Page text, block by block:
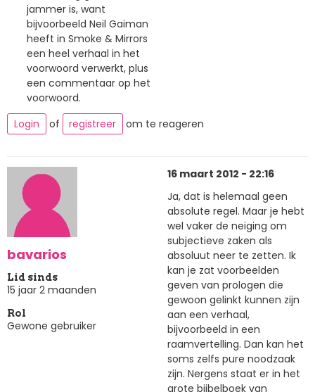
jammer is, want
bijvoorbeeld Neil Gaiman
heeft in Smoke & Mirrors
een heel verhaal in het
voorwoord verwerkt, plus
een commentaar op het
voorwoord.
Login
of registreer om te reageren
bavarios
Lid sinds
15 jaar 2 maanden
Rol
Gewone gebruiker
16 maart 2012 - 22:16
Ja, dat is helemaal geen
absolute regel. Maar je hebt
wel vaker de neiging om
subjectieve zaken als
absoluut neer te zetten. Ik
kan je zat voorbeelden
geven van prologen die
gewoon gelinkt kunnen zijn
aan een verhaal,
bijvoorbeeld in een
raamvertelling. Dan kan het
soms zelfs pure noodzaak
zijn. Nergens staat er in het
grote bijbelboek van